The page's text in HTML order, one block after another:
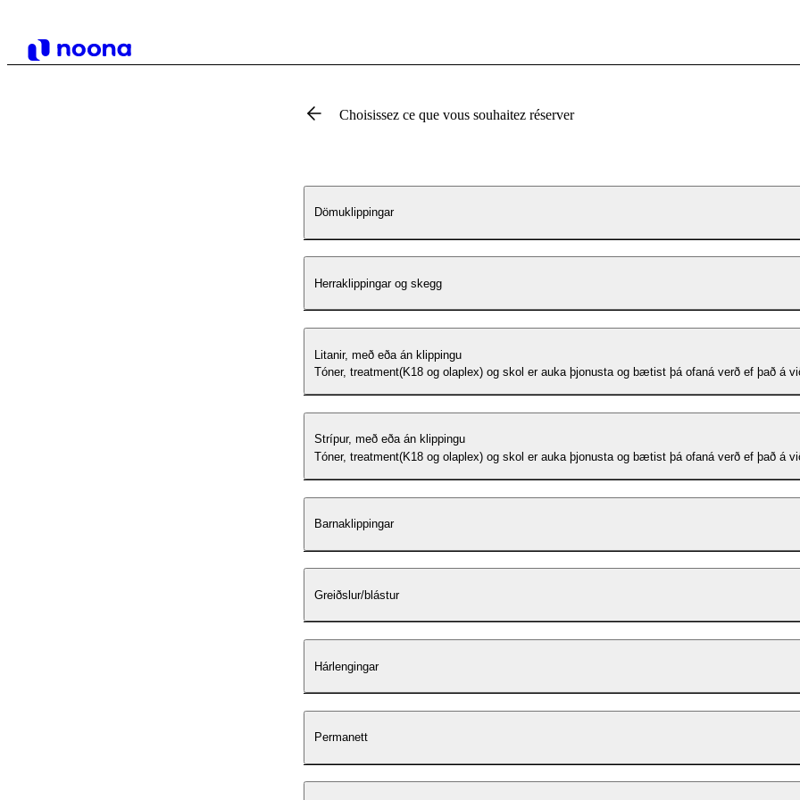
Choisissez ce que vous souhaitez réserver
Dömuklippingar
Herraklippingar og skegg
Litanir, með eða án klippingu
Tóner, treatment(K18 og olaplex) og skol er auka þjonusta og bætist þá ofaná verð ef það á
Strípur, með eða án klippingu
Tóner, treatment(K18 og olaplex) og skol er auka þjonusta og bætist þá ofaná verð ef það á
Barnaklippingar
Greiðslur/blástur
Hárlengingar
Permanett